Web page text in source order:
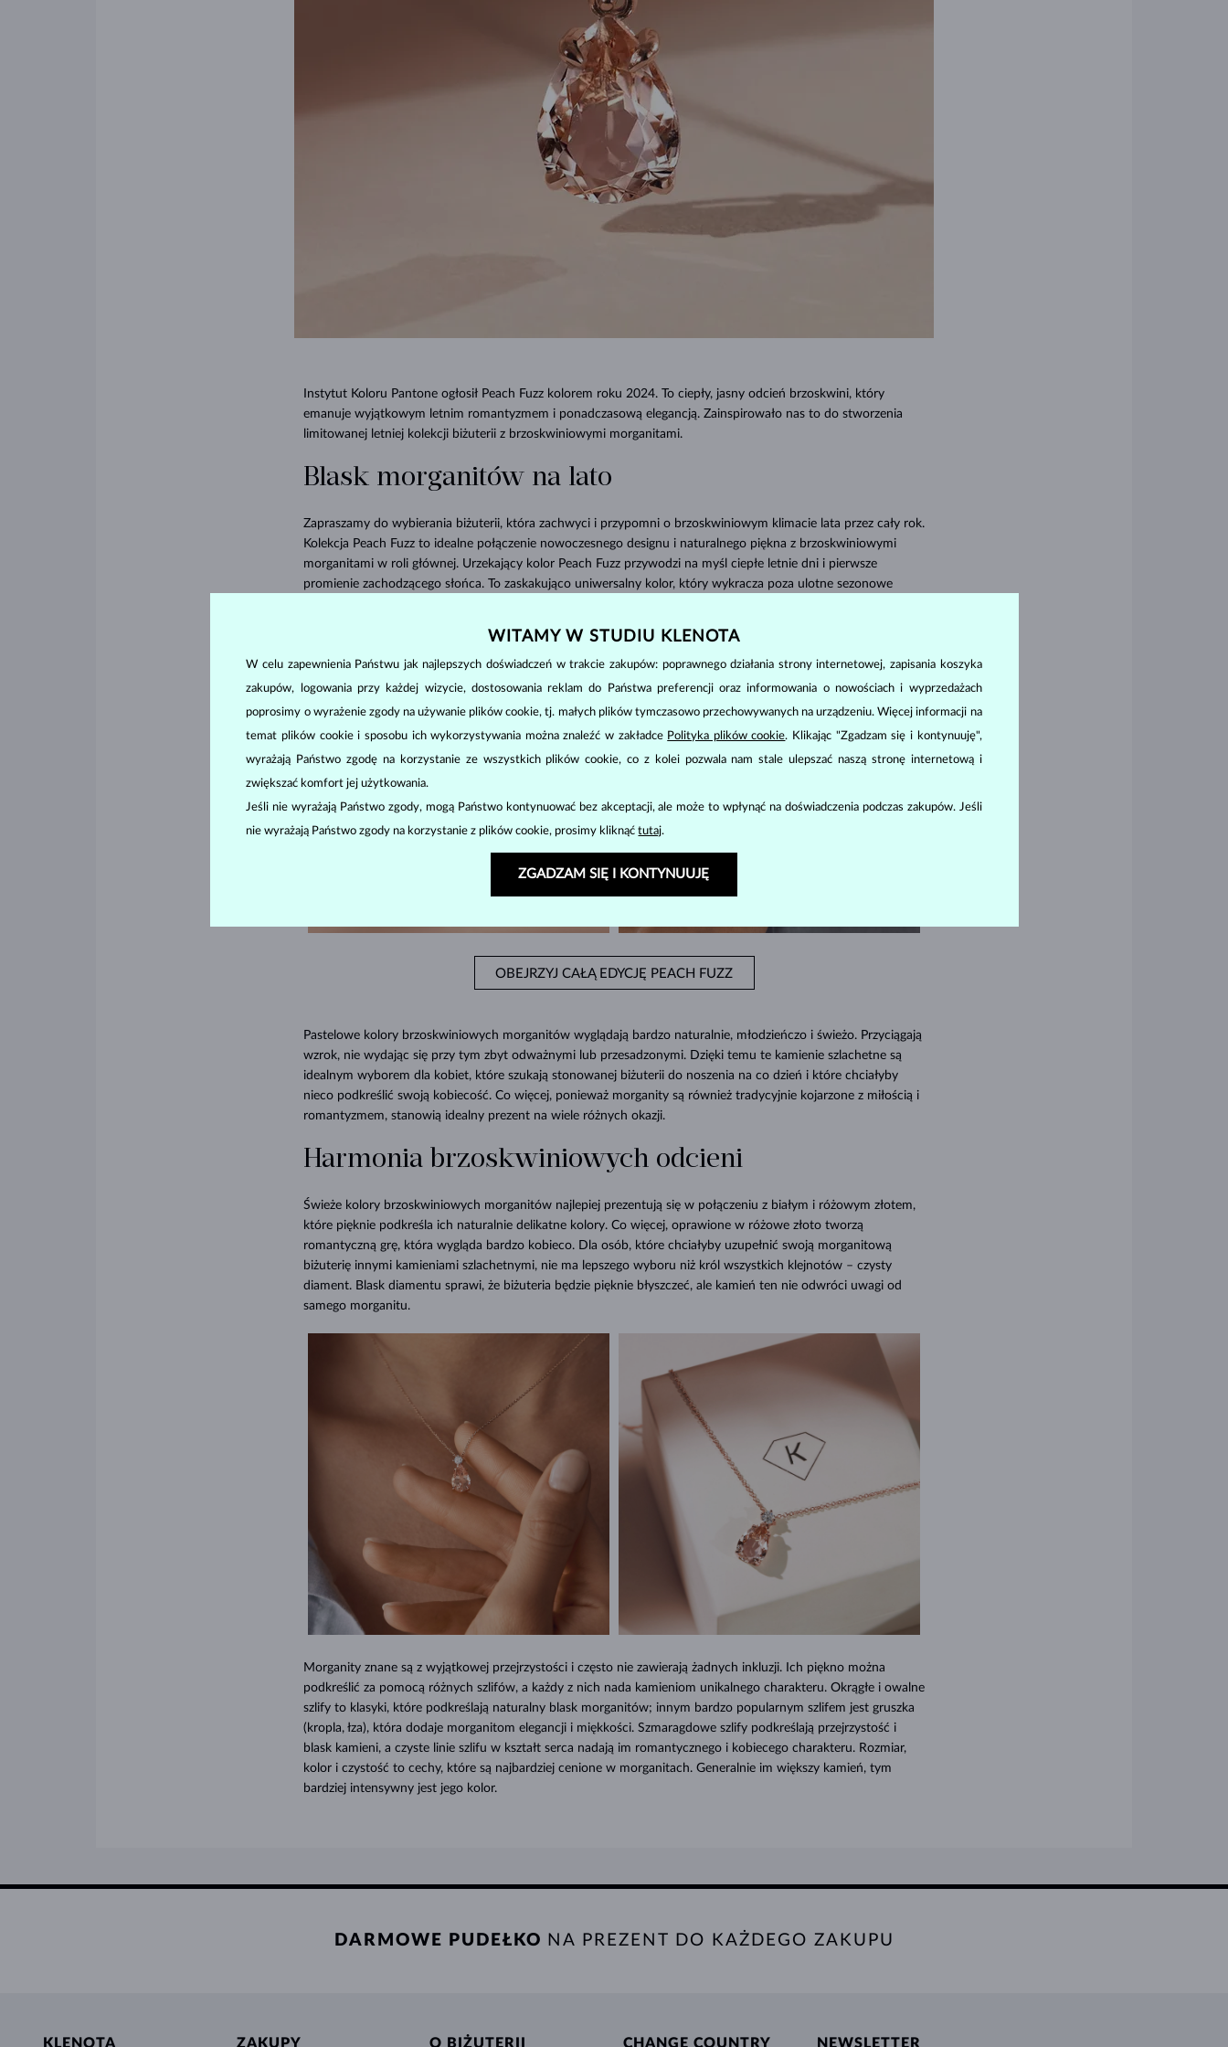
Instytut Koloru Pantone ogłosił Peach Fuzz kolorem roku 2024. To ciepły, jasny odcień brzoskwini, który
emanuje wyjątkowym letnim romantyzmem i ponadczasową elegancją. Zainspirowało nas to do stworzenia
limitowanej letniej kolekcji biżuterii z brzoskwiniowymi morganitami.
Blask morganitów na lato
Zapraszamy do wybierania biżuterii, która zachwyci i przypomni o brzoskwiniowym klimacie lata przez cały rok.
Kolekcja Peach Fuzz to idealne połączenie nowoczesnego designu i naturalnego piękna z brzoskwiniowymi
morganitami w roli głównej. Urzekający kolor Peach Fuzz przywodzi na myśl ciepłe letnie dni i pierwsze
promienie zachodzącego słońca. To zaskakująco uniwersalny kolor, który wykracza poza ulotne sezonowe
OBEJRZYJ CAŁĄ EDYCJĘ PEACH FUZZ
Pastelowe kolory brzoskwiniowych morganitów wyglądają bardzo naturalnie, młodzieńczo i świeżo. Przyciągają
wzrok, nie wydając się przy tym zbyt odważnymi lub przesadzonymi. Dzięki temu te kamienie szlachetne są
idealnym wyborem dla kobiet, które szukają stonowanej biżuterii do noszenia na co dzień i które chciałyby
nieco podkreślić swoją kobiecość. Co więcej, ponieważ morganity są również tradycyjnie kojarzone z miłością i
romantyzmem, stanowią idealny prezent na wiele różnych okazji.
Harmonia brzoskwiniowych odcieni
Świeże kolory brzoskwiniowych morganitów najlepiej prezentują się w połączeniu z białym i różowym złotem,
które pięknie podkreśla ich naturalnie delikatne kolory. Co więcej, oprawione w różowe złoto tworzą
romantyczną grę, która wygląda bardzo kobieco. Dla osób, które chciałyby uzupełnić swoją morganitową
biżuterię innymi kamieniami szlachetnymi, nie ma lepszego wyboru niż król wszystkich klejnotów – czysty
diament. Blask diamentu sprawi, że biżuteria będzie pięknie błyszczeć, ale kamień ten nie odwróci uwagi od
samego morganitu.
Morganity znane są z wyjątkowej przejrzystości i często nie zawierają żadnych inkluzji. Ich piękno można
podkreślić za pomocą różnych szlifów, a każdy z nich nada kamieniom unikalnego charakteru. Okrągłe i owalne
szlify to klasyki, które podkreślają naturalny blask morganitów; innym bardzo popularnym szlifem jest gruszka
(kropla, łza), która dodaje morganitom elegancji i miękkości. Szmaragdowe szlify podkreślają przejrzystość i
blask kamieni, a czyste linie szlifu w kształt serca nadają im romantycznego i kobiecego charakteru. Rozmiar,
kolor i czystość to cechy, które są najbardziej cenione w morganitach. Generalnie im większy kamień, tym
bardziej intensywny jest jego kolor.
DARMOWE PUDEŁKO NA PREZENT DO KAŻDEGO ZAKUPU
KLENOTA ZAKUPY O BIŻUTERII CHANGE COUNTRY NEWSLETTER
WITAMY W STUDIU KLENOTA
W celu zapewnienia Państwu jak najlepszych doświadczeń w trakcie zakupów: poprawnego działania strony internetowej, zapisania koszyka
zakupów, logowania przy każdej wizycie, dostosowania reklam do Państwa preferencji oraz informowania o nowościach i wyprzedażach
poprosimy o wyrażenie zgody na używanie plików cookie, tj. małych plików tymczasowo przechowywanych na urządzeniu. Więcej informacji na
temat plików cookie i sposobu ich wykorzystywania można znaleźć w zakładce Polityka plików cookie. Klikając "Zgadzam się i kontynuuję",
wyrażają Państwo zgodę na korzystanie ze wszystkich plików cookie, co z kolei pozwala nam stale ulepszać naszą stronę internetową i
zwiększać komfort jej użytkowania.
Jeśli nie wyrażają Państwo zgody, mogą Państwo kontynuować bez akceptacji, ale może to wpłynąć na doświadczenia podczas zakupów. Jeśli
nie wyrażają Państwo zgody na korzystanie z plików cookie, prosimy kliknąćtutaj.
ZGADZAM SIĘ I KONTYNUUJĘ